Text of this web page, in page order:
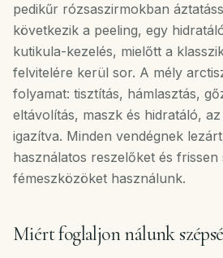
WhatsApp
pedikűr rózsaszirmokban
következik a peeling, egy
kutikula-kezelés, mielőtt a
felvitelére kerül sor. A mély
folyamat: tisztítás, hámlasztás,
eltávolítás, maszk és hidratáló,
igazítva. Minden vendégnek
használatos reszelőket és frissen
fémeszközöket használunk.
Miért foglaljon nálunk